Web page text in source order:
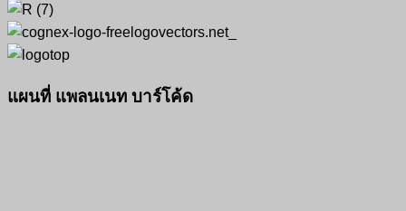
แผนที่ แพลนเนท บาร์โค้ด